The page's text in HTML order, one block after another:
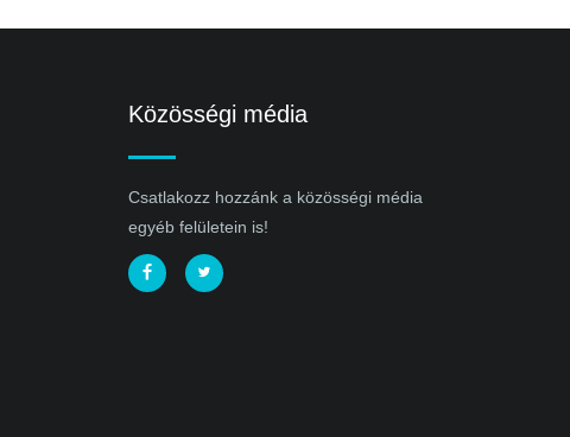
Közösségi média
Csatlakozz hozzánk a közösségi média
egyéb felületein is!